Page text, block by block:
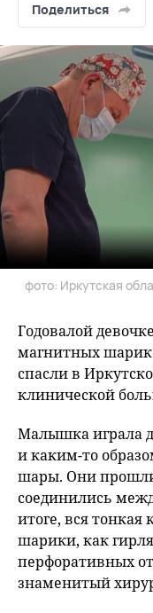
Поделиться
фото: Иркутская
Годовалой
магнитных
спасли в
клинической
Малышка играла
и каким-то
шары. Они
соединились
итоге, вся
шарики, как
перфоративных
знаменитый